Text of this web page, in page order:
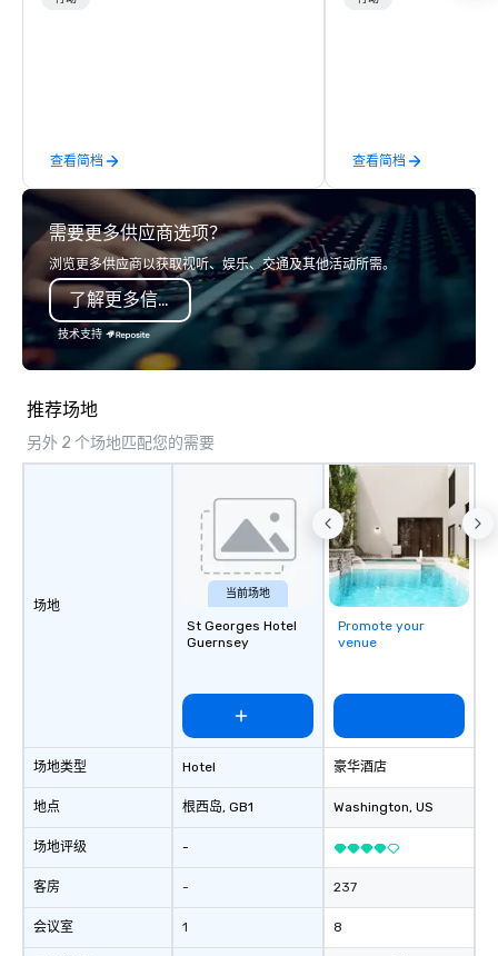
查看简档 查看简档
需要更多供应商选项？
浏览更多供应商以获取视听、娱乐、交通及其他活动所需。
了解更多信息
技术支持
推荐场地
另外 2 个场地匹配您的需要
场地
场地类型
地点
场地评级
客房
会议室
当前场地
St Georges Hotel
Guernsey
Hotel
根西岛, GB1
-
-
1
Promote your
venue
豪华酒店
Washington, US
237
8